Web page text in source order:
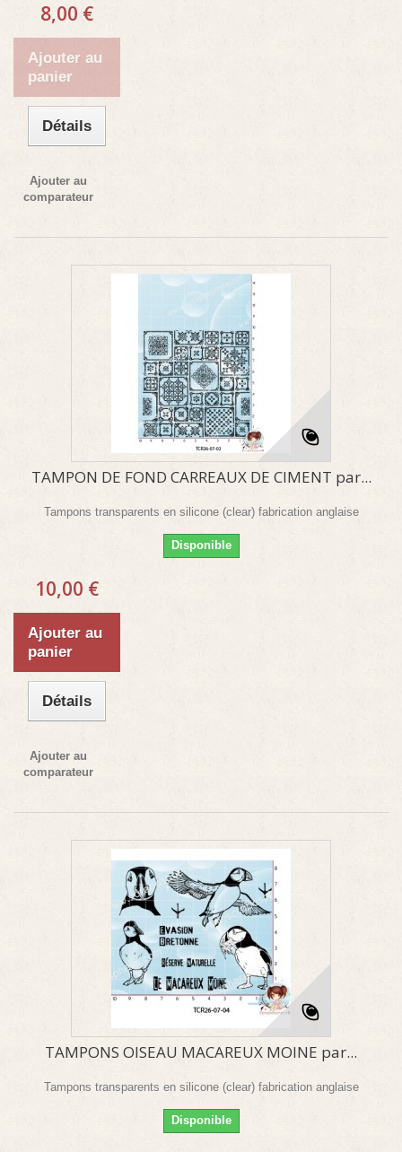
8,00 €
Ajouter au
panier
Détails
Ajouter au
comparateur
TAMPON DE FOND CARREAUX DE CIMENT par...
Tampons transparents en silicone (clear) fabrication anglaise
Disponible
10,00 €
Ajouter au
panier
Détails
Ajouter au
comparateur
TAMPONS OISEAU MACAREUX MOINE par...
Tampons transparents en silicone (clear) fabrication anglaise
Disponible